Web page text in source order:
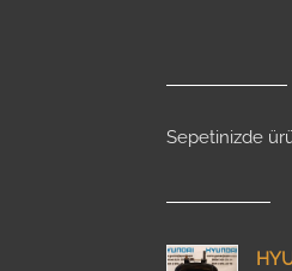
Sepetinizde